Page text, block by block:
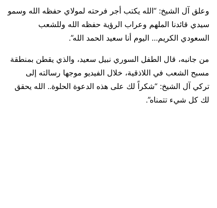
وعلق آل الشيخ: “الله يكتب أجر فرحته لمولاي حفظه الله وسمو
سيدي قائدنا الملهم وعراب الرؤية حفظه الله وللشعب
السعودي الكريم… اليوم أنا سعيد الحمد الله”.
من جانبه، قال الطفل السوري نبيل سعيد، والذي يقطن بمنطقة
مسبح الشعب في اللاذقية، خلال الفيديو موجها رسالته إلى
تركي آل الشيخ: “شكراً لك على هذه الدعوة الحلوة.. الله يحقق
لك كل شيء تتمناه”.